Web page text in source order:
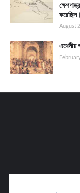
করেছিল।
August
এথেনীয়